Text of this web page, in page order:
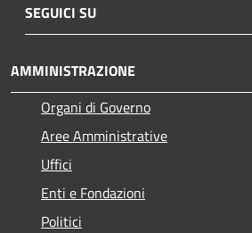
SEGUICI SU
AMMINISTRAZIONE
Organi di Governo
Aree Amministrative
Uffici
Enti e Fondazioni
Politici